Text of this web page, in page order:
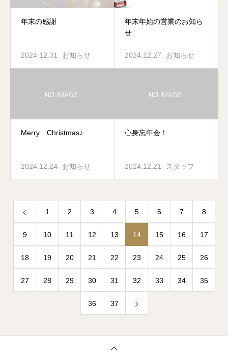
年末の感謝
2024.12.31 お知らせ
年末年始の営業のお知ら
せ
2024.12.27 お知らせ
Merry Christmas♪
2024.12.24 お知らせ
心身忘年会！
2024.12.21 スタッフ
1 2 3 4 5 6 7 8
9 10 11 12 13 14 15 16 17
18 19 20 21 22 23 24 25 26
27 28 29 30 31 32 33 34 35
36 37